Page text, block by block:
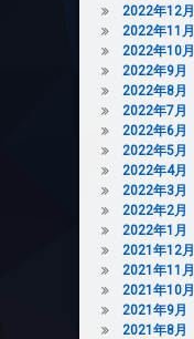
2022年12月
2022年11月
2022年10月
2022年9月
2022年8月
2022年7月
2022年6月
2022年5月
2022年4月
2022年3月
2022年2月
2022年1月
2021年12月
2021年11月
2021年10月
2021年9月
2021年8月